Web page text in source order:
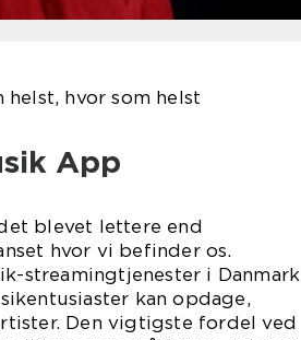
helst, hvor som helst
App
blevet lettere end
hvor vi befinder os.
streamingtjenester i Danmark
kan opdage,
Den vigtigste fordel ved